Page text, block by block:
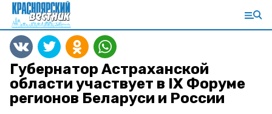
Губернатор Астраханской
области участвует в IX Форуме
регионов Беларуси и России